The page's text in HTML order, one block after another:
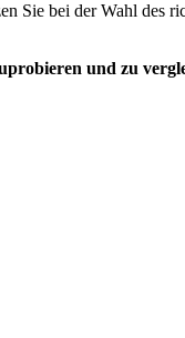
Sie bei der Wahl des
und zu